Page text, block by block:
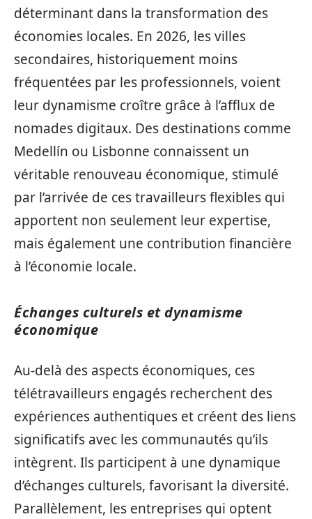
déterminant dans la transformation des
économies locales. En 2026, les villes
secondaires, historiquement moins
fréquentées par les professionnels, voient
leur dynamisme croître grâce à l’afflux de
nomades digitaux. Des destinations comme
Medellín ou Lisbonne connaissent un
véritable renouveau économique, stimulé
par l’arrivée de ces travailleurs flexibles qui
apportent non seulement leur expertise,
mais également une contribution financière
à l’économie locale.
Échanges culturels et dynamisme
économique
Au-delà des aspects économiques, ces
télétravailleurs engagés recherchent des
expériences authentiques et créent des liens
significatifs avec les communautés qu’ils
intègrent. Ils participent à une dynamique
d’échanges culturels, favorisant la diversité.
Parallèlement, les entreprises qui optent